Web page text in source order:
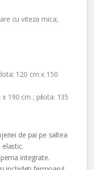
cu viteza mica;
120 cm x 150
190 cm ; pilota: 135
de pai pe saltea
integrate.